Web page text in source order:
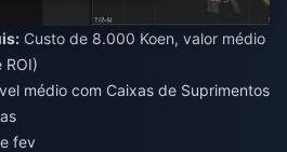
Custo de 8.000 Koen, valor médio
ROI)
médio com Caixas de Suprimentos
fev